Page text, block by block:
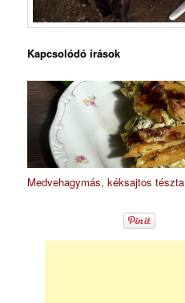
Kapcsolódó írások
Medvehagymás, kéksajtos tészta